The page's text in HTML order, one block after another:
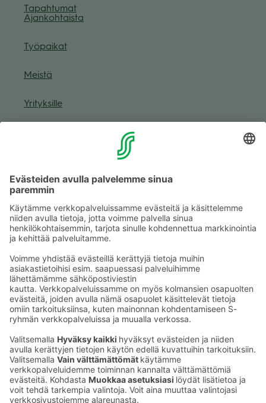
Tapah­tu­mat
Ajan­koh­taista
Työ­pai­kat
Meistä
Yri­tyk­sille
Muuta eväs­tea­se­tuk­sia & eväs­tein­for­maa­tio
Tie­to­suo­ja­se­loste (Arina)
Kaup­pa­kes­kus
Ma-pe
9–20
La
9–19
Su
11–18
Katso poik­keus­au­kio­lottäältä
Iso­katu 22–25,
90100 Oulu